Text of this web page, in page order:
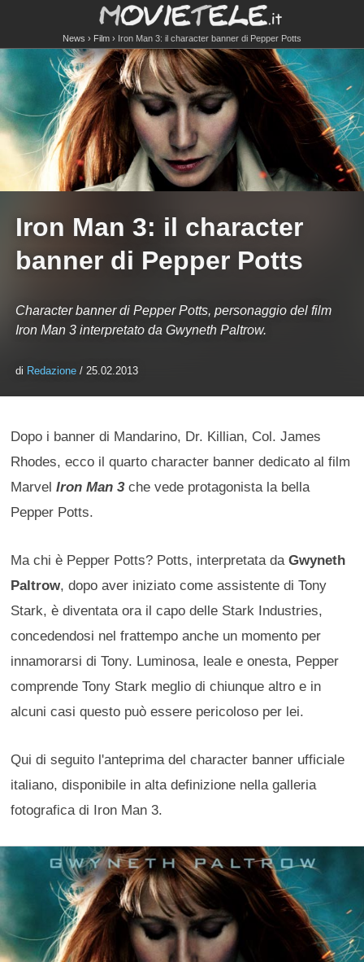
News Film Iron Man 3: il character banner di Pepper Potts
Iron Man 3: il character
banner di Pepper Potts
Character banner di Pepper Potts, personaggio del film
Iron Man 3 interpretato da Gwyneth Paltrow.
di Redazione / 25.02.2013
Dopo i banner di Mandarino, Dr. Killian, Col. James
Rhodes, ecco il quarto character banner dedicato al film
MarvelIron Man 3che vede protagonista la bella
Pepper Potts.
Ma chi è Pepper Potts? Potts, interpretata daGwyneth
Paltrow, dopo aver iniziato come assistente di Tony
Stark, è diventata ora il capo delle Stark Industries,
concedendosi nel frattempo anche un momento per
innamorarsi di Tony. Luminosa, leale e onesta, Pepper
comprende Tony Stark meglio di chiunque altro e in
alcuni casi questo può essere pericoloso per lei.
Qui di seguito l'anteprima del character banner ufficiale
italiano, disponibile in alta definizione nella galleria
fotografica di Iron Man 3.